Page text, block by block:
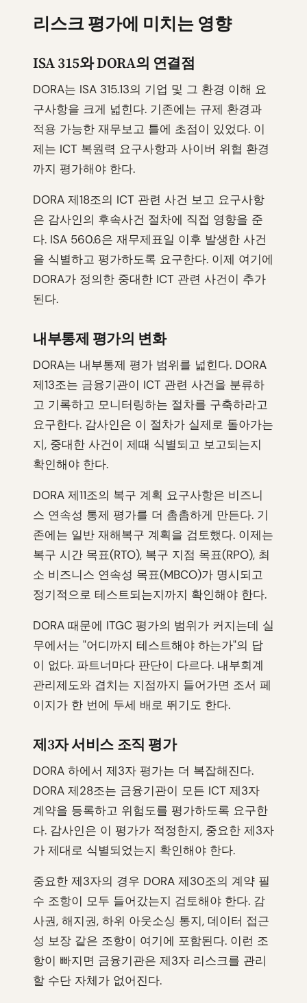
리스크 평가에 미치는 영향
ISA 315와 DORA의 연결점
DORA는 ISA 315.13의 기업 및 그 환경 이해 요
구사항을 크게 넓힌다. 기존에는 규제 환경과
적용 가능한 재무보고 틀에 초점이 있었다. 이
제는 ICT 복원력 요구사항과 사이버 위협 환경
까지 평가해야 한다.
DORA 제18조의 ICT 관련 사건 보고 요구사항
은 감사인의 후속사건 절차에 직접 영향을 준
다. ISA 560.6은 재무제표일 이후 발생한 사건
을 식별하고 평가하도록 요구한다. 이제 여기에
DORA가 정의한 중대한 ICT 관련 사건이 추가
된다.
내부통제 평가의 변화
DORA는 내부통제 평가 범위를 넓힌다. DORA
제13조는 금융기관이 ICT 관련 사건을 분류하
고 기록하고 모니터링하는 절차를 구축하라고
요구한다. 감사인은 이 절차가 실제로 돌아가는
지, 중대한 사건이 제때 식별되고 보고되는지
확인해야 한다.
DORA 제11조의 복구 계획 요구사항은 비즈니
스 연속성 통제 평가를 더 촘촘하게 만든다. 기
존에는 일반 재해복구 계획을 검토했다. 이제는
복구 시간 목표(RTO), 복구 지점 목표(RPO), 최
소 비즈니스 연속성 목표(MBCO)가 명시되고
정기적으로 테스트되는지까지 확인해야 한다.
DORA 때문에 ITGC 평가의 범위가 커지는데 실
무에서는 "어디까지 테스트해야 하는가"의 답
이 없다. 파트너마다 판단이 다르다. 내부회계
관리제도와 겹치는 지점까지 들어가면 조서 페
이지가 한 번에 두세 배로 뛰기도 한다.
제3자 서비스 조직 평가
DORA 하에서 제3자 평가는 더 복잡해진다.
DORA 제28조는 금융기관이 모든 ICT 제3자
계약을 등록하고 위험도를 평가하도록 요구한
다. 감사인은 이 평가가 적정한지, 중요한 제3자
가 제대로 식별되었는지 확인해야 한다.
중요한 제3자의 경우 DORA 제30조의 계약 필
수 조항이 모두 들어갔는지 검토해야 한다. 감
사권, 해지권, 하위 아웃소싱 통지, 데이터 접근
성 보장 같은 조항이 여기에 포함된다. 이런 조
항이 빠지면 금융기관은 제3자 리스크를 관리
할 수단 자체가 없어진다.